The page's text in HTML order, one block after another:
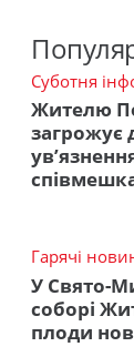
Суботня
Жителю
загрожує
Гарячі
У Свято-
соборі
плоди